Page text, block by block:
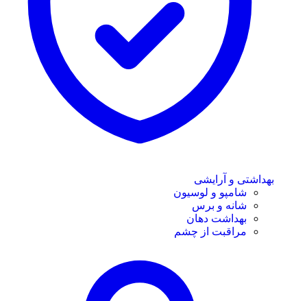
بهداشتی و آرایشی
شامپو و لوسیون
شانه و برس
بهداشت دهان
مراقبت از چشم